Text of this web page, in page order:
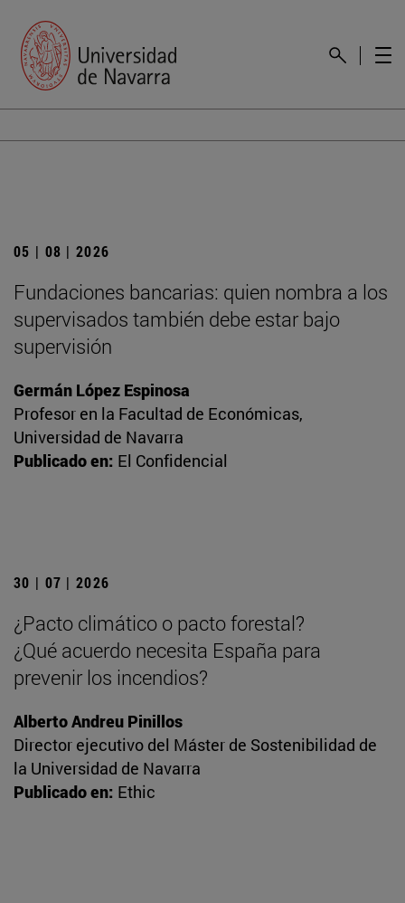
05 | 08 | 2026
Fundaciones bancarias: quien nombra a los
supervisados también debe estar bajo
supervisión
Germán López Espinosa
Profesor en la Facultad de Económicas,
Universidad de Navarra
Publicado en: El Confidencial
30 | 07 | 2026
¿Pacto climático o pacto forestal?
¿Qué acuerdo necesita España para
prevenir los incendios?
Alberto Andreu Pinillos
Director ejecutivo del Máster de Sostenibilidad de
la Universidad de Navarra
Publicado en: Ethic